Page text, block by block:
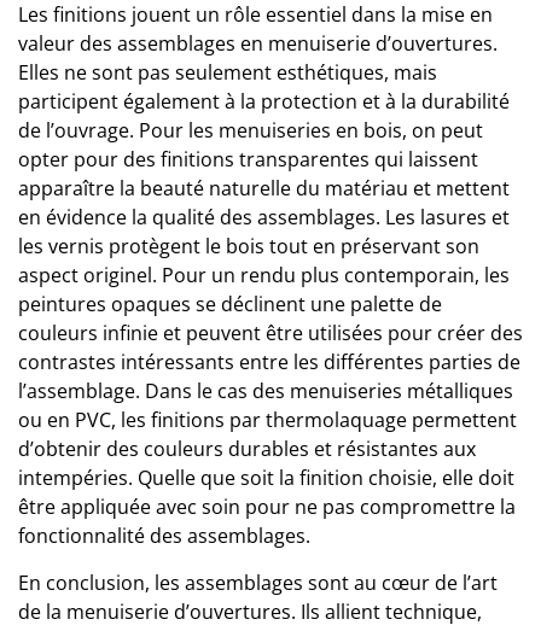
Les finitions jouent un rôle essentiel dans la mise en
valeur des assemblages en menuiserie d’ouvertures.
Elles ne sont pas seulement esthétiques, mais
participent également à la protection et à la durabilité
de l’ouvrage. Pour les menuiseries en bois, on peut
opter pour des finitions transparentes qui laissent
apparaître la beauté naturelle du matériau et mettent
en évidence la qualité des assemblages. Les lasures et
les vernis protègent le bois tout en préservant son
aspect originel. Pour un rendu plus contemporain, les
peintures opaques se déclinent une palette de
couleurs infinie et peuvent être utilisées pour créer des
contrastes intéressants entre les différentes parties de
l’assemblage. Dans le cas des menuiseries métalliques
ou en PVC, les finitions par thermolaquage permettent
d’obtenir des couleurs durables et résistantes aux
intempéries. Quelle que soit la finition choisie, elle doit
être appliquée avec soin pour ne pas compromettre la
fonctionnalité des assemblages.
En conclusion, les assemblages sont au cœur de l’art
de la menuiserie d’ouvertures. Ils allient technique,